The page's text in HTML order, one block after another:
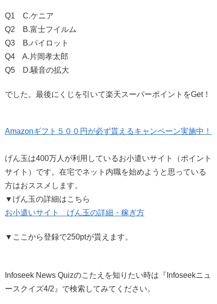
Q1 C.ケニア
Q2 B.富士フイルム
Q3 B.パイロット
Q4 A.片岡孝太郎
Q5 D.騒音の拡大
でした。最後にくじを引いて楽天スーパーポイントをGet！
Amazonギフト５００円が必ず貰えるキャンペーン実施中！
げん玉は400万人が利用しているお小遣いサイト（ポイント
サイト）です。在宅でネット内職を始めようと思っている
方はおススメします。
▼げん玉の詳細はこちら
お小遣いサイト げん玉の詳細・稼ぎ方
▼ここから登録で250ptが貰えます。
Infoseek News Quizのこたえを知りたい時は『Infoseekニュ
ースクイズ4/2』で検索してみてください。